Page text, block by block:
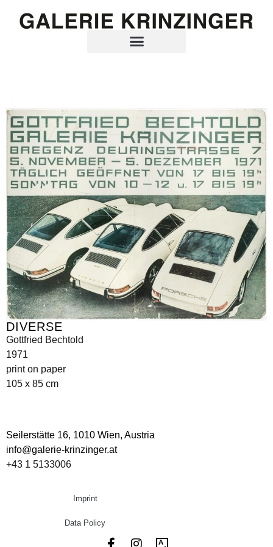
DIVERSE
Gottfried Bechtold
1971
print on paper
105 x 85 cm
Seilerstätte 16, 1010 Wien, Austria
info@galerie-krinzinger.at
+43 1 5133006
Imprint
Data Policy